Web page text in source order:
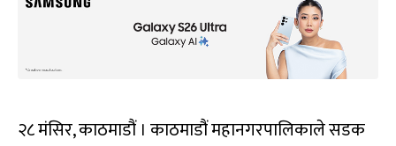
२८ मंसिर, काठमाडौं । काठमाडौं महानगरपालिकाले सडक